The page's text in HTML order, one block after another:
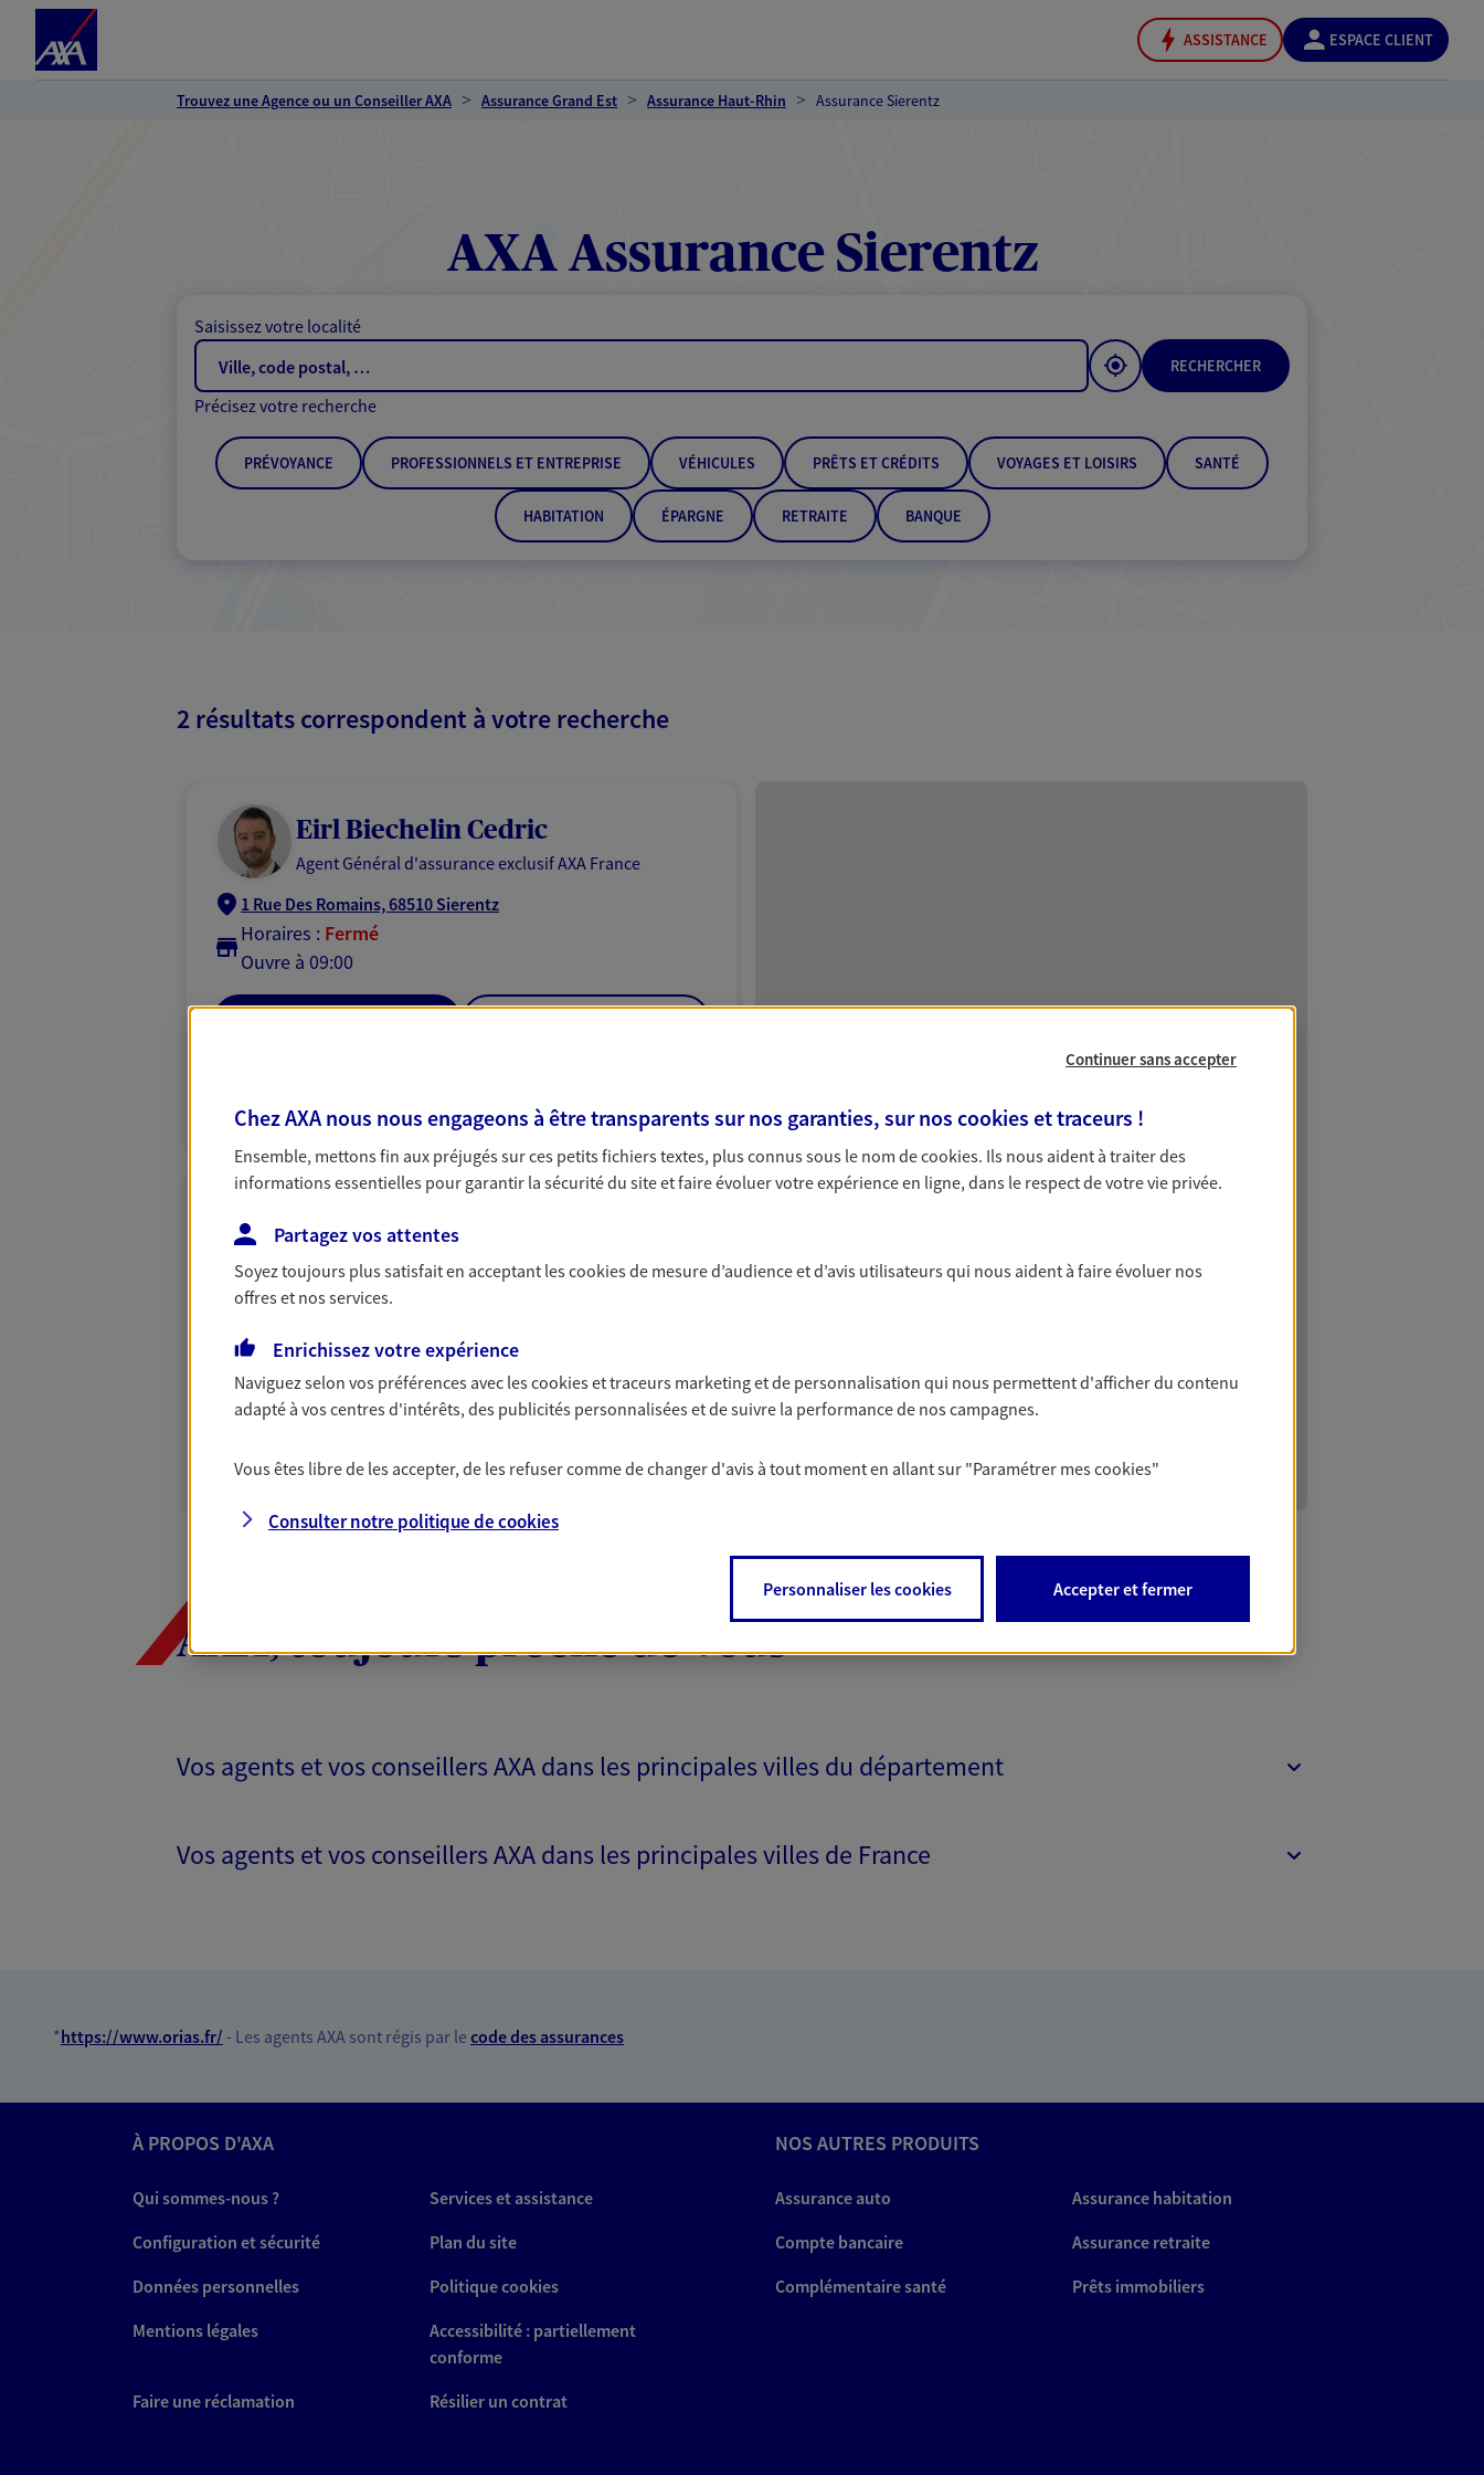
ASSISTANCE ESPACE CLIENT
Trouvez une Agence ou un Conseiller AXA Assurance Grand Est Assurance Haut-Rhin Assurance Sierentz
AXA Assurance Sierentz
Saisissez votre localité
RECHERCHER
Précisez votre recherche
PRÉVOYANCE PROFESSIONNELS ET ENTREPRISE VÉHICULES PRÊTS ET CRÉDITS VOYAGES ET LOISIRS SANTÉ
HABITATION ÉPARGNE RETRAITE BANQUE
2 résultats correspondent à votre recherche
Eirl Biechelin Cedric
Agent Général d'assurance exclusif AXA France
1 Rue Des Romains, 68510 Sierentz
Horaires : Fermé
Ouvre à 09:00
N° Orias * (orias.fr) : 12068103
Agent général d'assurance exclusif AXA Prévoyance &
Patrimoine
10 Rue Rogg Haas, 68510 Sierentz
Ouvre à 09:00
06 61 10 65 44 NOUS CONTACTER
VOIR NOTRE SITE WEB
N° Orias * (orias.fr) : 19000309
AXA, toujours proche de vous
Vos agents et vos conseillers AXA dans les principales villes du département
Vos agents et vos conseillers AXA dans les principales villes de France
*https://www.orias.fr/ - Les agents AXA sont régis par lecode des assurances
À PROPOS D'AXA
Qui sommes-nous ?
Services et assistance
Configuration et sécurité
Plan du site
Données personnelles
Politique cookies
Mentions légales
Accessibilité : partiellement
conforme
Faire une réclamation
Résilier un contrat
NOS AUTRES PRODUITS
Assurance auto
Assurance habitation
Compte bancaire
Assurance retraite
Complémentaire santé
Prêts immobiliers
Continuer sans accepter
Chez AXA nous nous engageons à être transparents sur nos garanties, sur nos cookies et traceurs !
Ensemble, mettons fin aux préjugés sur ces petits fichiers textes, plus connus sous le nom decookies. Ils nous aident à traiter des
informations essentielles pour garantir la sécurité du site et faire évoluer votre expérience en ligne, dans le respect de votre vie privée.
Partagez vos attentes
Soyez toujours plus satisfait en acceptant lescookiesde mesure d’audience et d’avis utilisateurs qui nous aident à faire évoluer nos
offres et nos services.
Enrichissez votre expérience
Naviguez selon vos préférences avec lescookies et traceurs marketing et de personnalisation qui nous permettent d'afficher du contenu
adapté à vos centres d'intérêts, des publicités personnalisées et de suivre la performance de nos campagnes.
Vous êtes libre de les accepter, de les refuser comme de changer d'avis à tout moment en allant sur "Paramétrer mescookies"
Consulter notre politique decookies
Personnaliser les cookies Accepter et fermer